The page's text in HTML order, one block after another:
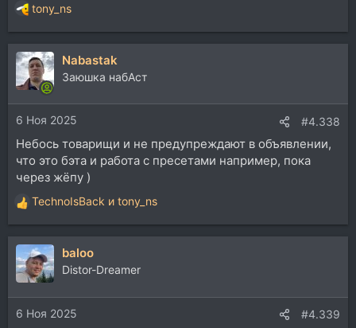
Р
е
а
к
ц
и
и
:
tony_ns
Nabastak
Заюшка набАст
6 Ноя 2025 #4.338
Небось товарищи и не предупреждают в объявлении,
что это бэта и работа с пресетами например, пока
через жёпу )
Р
е
а
к
ц
и
и
:
TechnoIsBack и tony_ns
baloo
Distor-Dreamer
6 Ноя 2025 #4.339